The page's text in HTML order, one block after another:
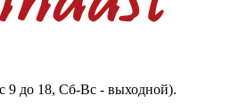
9 до 18, Сб-Вс - выходной).